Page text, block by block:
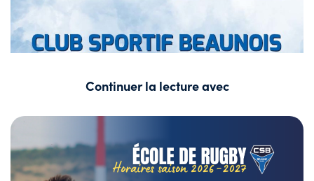
Continuer la lecture avec